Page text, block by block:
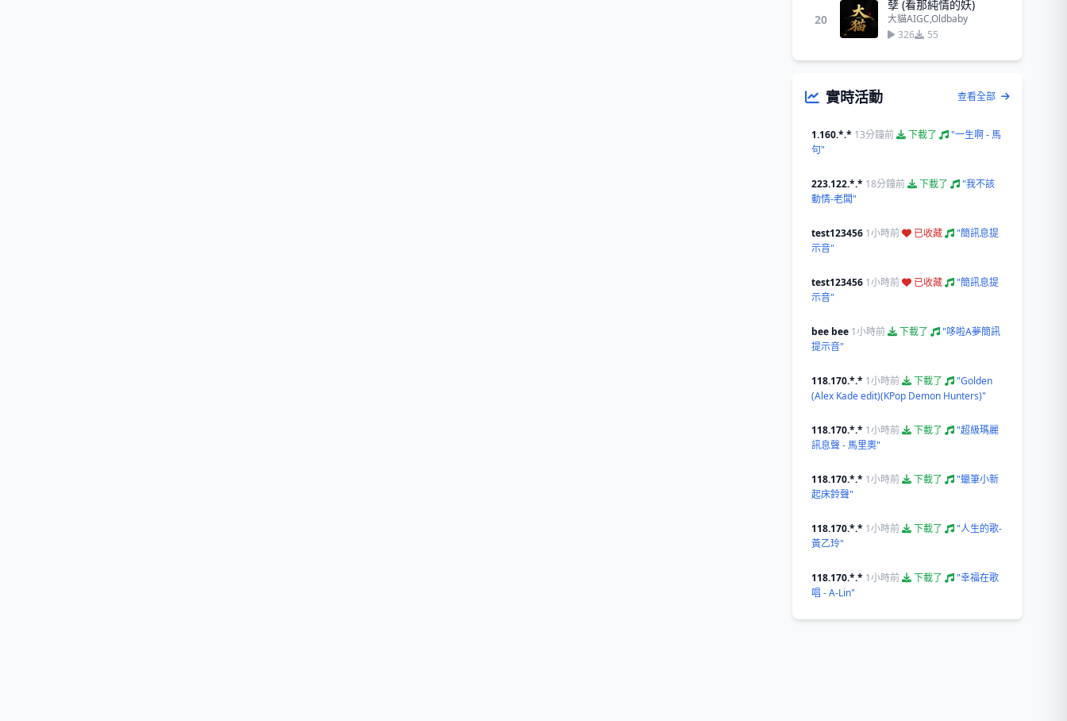
20
孽 (看那純情的妖)
大貓AIGC,Oldbaby
326
55
實時活動 查看全部
1.160.*.* 13分鐘前 下載了
"一生啊 - 馬
句"
223.122.*.* 18分鐘前 下載了
"我不該
動情-老闆"
test123456 1小時前 已收藏
"簡訊息提
示音"
test123456 1小時前 已收藏
"簡訊息提
示音"
bee bee 1小時前 下載了
"哆啦A夢簡訊
提示音"
118.170.*.* 1小時前 下載了
"Golden
(Alex Kade edit)(KPop Demon Hunters)"
118.170.*.* 1小時前 下載了
"超級瑪麗
訊息聲 - 馬里奧"
118.170.*.* 1小時前 下載了
"蠟筆小新
起床鈴聲"
118.170.*.* 1小時前 下載了
"人生的歌-
黃乙玲"
118.170.*.* 1小時前 下載了
"幸福在歌
唱 - A-Lin"